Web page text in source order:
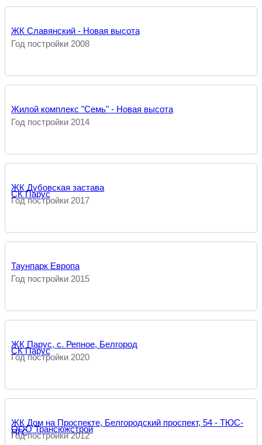
ЖК Славянский - Новая высота
Год постройки 2008
Жилой комплекс "Семь" - Новая высота
Год постройки 2014
ЖК Дубовская застава
СК Парус
Год постройки 2017
Таунпарк Европа
Год постройки 2015
ЖК Парус, с. Репное, Белгород
СК Парус
Год постройки 2020
ЖК Дом на Проспекте, Белгородский проспект, 54 - ТЮС-
ПГС
ООО Трансюжстрой
Год постройки 2012